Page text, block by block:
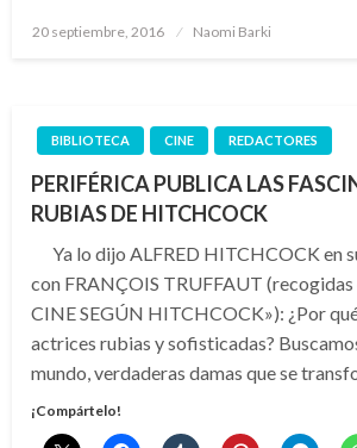
Publicado
20 septiembre, 2016 Naomi Barki
BIBLIOTECA CINE REDACTORES
PERIFÉRICA PUBLICA LAS
RUBIAS DE HITCHCOCK
Ya lo dijo ALFRED HITCHCOCK en
con FRANÇOIS TRUFFAUT (recogidas
CINE SEGÚN HITCHCOCK»): ¿Por
actrices rubias y sofisticadas?
mundo, verdaderas damas que se
¡Compártelo!